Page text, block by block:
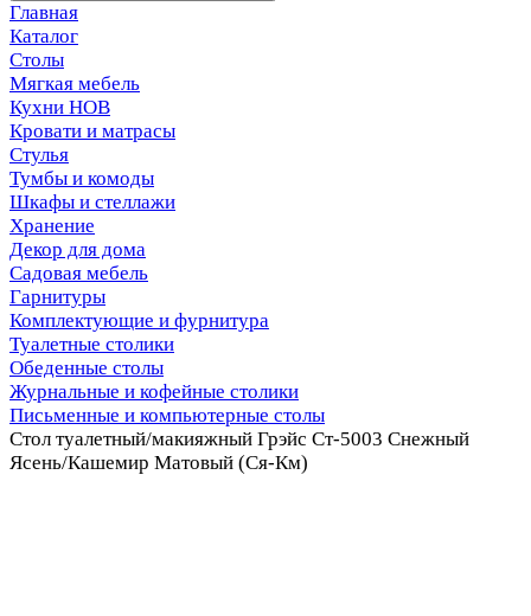
Главная
Каталог
Столы
Мягкая мебель
Кухни НОВ
Кровати и матрасы
Стулья
Тумбы и комоды
Шкафы и стеллажи
Хранение
Декор для дома
Садовая мебель
Гарнитуры
Комплектующие и фурнитура
Туалетные столики
Обеденные столы
Журнальные и кофейные столики
Письменные и компьютерные столы
Стол туалетный/макияжный Грэйс Ст-5003 Снежный
Ясень/Кашемир Матовый (Ся-Км)